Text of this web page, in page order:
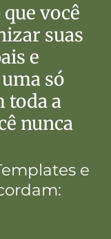
você
suas
e
só
toda a
nunca
e